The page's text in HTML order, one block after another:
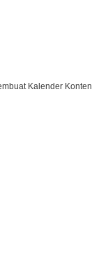
Kalender Konten